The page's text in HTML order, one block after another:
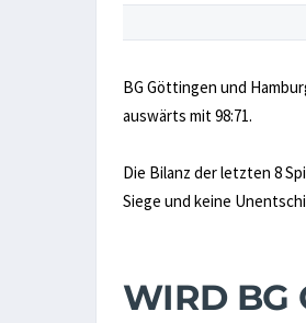
BG Göttingen und
auswärts mit 98:71.
Die Bilanz der letzten 8
Siege und keine
WIRD BG